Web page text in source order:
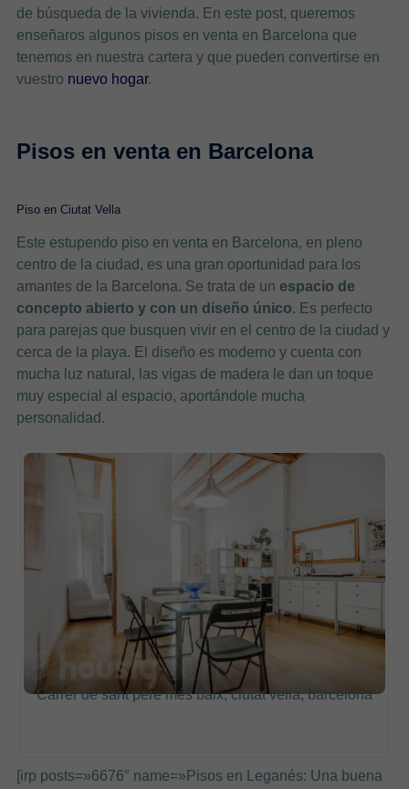
de búsqueda de la vivienda. En este post, queremos
enseñaros algunos pisos en venta en Barcelona que
tenemos en nuestra cartera y que pueden convertirse en
vuestro nuevo hogar.
Pisos en venta en Barcelona
Piso en Ciutat Vella
Este estupendo piso en venta en Barcelona, en pleno
centro de la ciudad, es una gran oportunidad para los
amantes de la Barcelona. Se trata de un espacio de
concepto abierto y con un diseño único. Es perfecto
para parejas que busquen vivir en el centro de la ciudad y
cerca de la playa. El diseño es moderno y cuenta con
mucha luz natural, las vigas de madera le dan un toque
muy especial al espacio, aportándole mucha
personalidad.
Carrer de sant pere més baix, ciutat vella, barcelona
[irp posts=»6676″ name=»Pisos en Leganés: Una buena